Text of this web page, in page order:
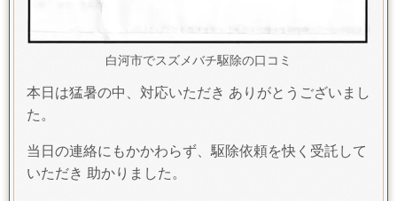
白河市でスズメバチ駆除の口コミ
本日は猛暑の中、対応いただき ありがとうございまし
た。
当日の連絡にもかかわらず、駆除依頼を快く受託して
いただき 助かりました。